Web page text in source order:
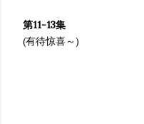
第11-13集
(有待惊喜～)